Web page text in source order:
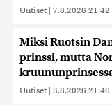
Uutiset | 7.8.2026 21:42
Miksi Ruotsin
prinssi, mutta
Uutiset | 3.8.2026 21:46